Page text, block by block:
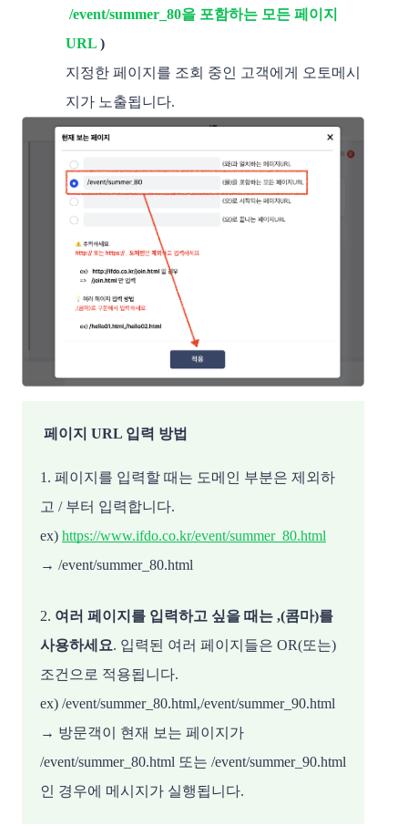
/event/summer_80을 포함하는 모든 페이지
URL )
지정한 페이지를 조회 중인 고객에게 오토메시
지가 노출됩니다.
페이지 URL 입력 방법
1. 페이지를 입력할 때는 도메인 부분은 제외하
고 / 부터 입력합니다.
ex) https://www.ifdo.co.kr/event/summer_80.html
→ /event/summer_80.html
2. 여러 페이지를 입력하고 싶을 때는 ,(콤마)를
사용하세요. 입력된 여러 페이지들은 OR(또는)
조건으로 적용됩니다.
ex) /event/summer_80.html,/event/summer_90.html
→ 방문객이 현재 보는 페이지가
/event/summer_80.html 또는 /event/summer_90.html
인 경우에 메시지가 실행됩니다.